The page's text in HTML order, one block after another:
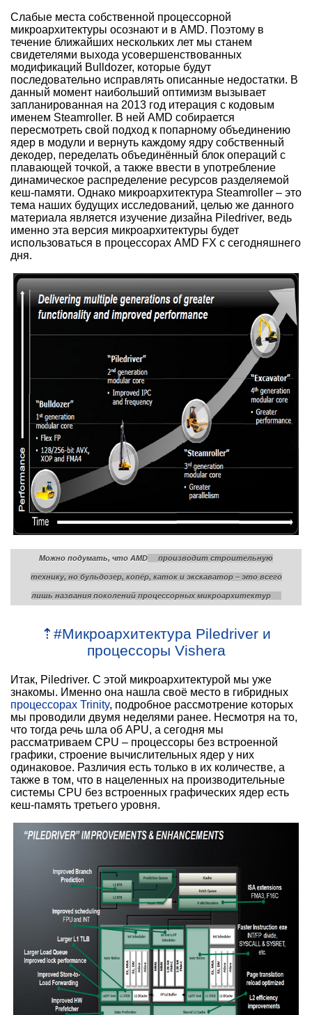
Слабые места собственной процессорной
микроархитектуры осознают и в AMD. Поэтому в
течение ближайших нескольких лет мы станем
свидетелями выхода усовершенствованных
модификаций Bulldozer, которые будут
последовательно исправлять описанные недостатки. В
данный момент наибольший оптимизм вызывает
запланированная на 2013 год итерация с кодовым
именем Steamroller. В ней AMD собирается
пересмотреть свой подход к попарному объединению
ядер в модули и вернуть каждому ядру собственный
декодер, переделать объединённый блок операций с
плавающей точкой, а также ввести в употребление
динамическое распределение ресурсов разделяемой
кеш-памяти. Однако микроархитектура Steamroller – это
тема наших будущих исследований, целью же данного
материала является изучение дизайна Piledriver, ведь
именно эта версия микроархитектуры будет
использоваться в процессорах AMD FX с сегодняшнего
дня.
Можно подумать, что AMD производит строительную
технику, но бульдозер, копёр, каток и экскаватор – это всего
лишь названия поколений процессорных микроархитектур
⇡ #Микроархитектура Piledriver и
процессоры Vishera
Итак, Piledriver. С этой микроархитектурой мы уже
знакомы. Именно она нашла своё место в гибридных
процессорах Trinity, подробное рассмотрение которых
мы проводили двумя неделями ранее. Несмотря на то,
что тогда речь шла об APU, а сегодня мы
рассматриваем CPU – процессоры без встроенной
графики, строение вычислительных ядер у них
одинаковое. Различия есть только в их количестве, а
также в том, что в нацеленных на производительные
системы CPU без встроенных графических ядер есть
кеш-память третьего уровня.